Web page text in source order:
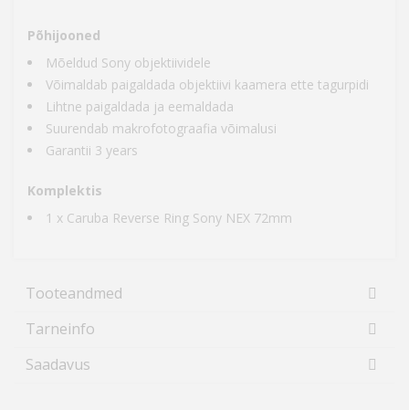
Põhijooned
Mõeldud Sony objektiividele
Võimaldab paigaldada objektiivi kaamera ette tagurpidi
Lihtne paigaldada ja eemaldada
Suurendab makrofotograafia võimalusi
Garantii 3 years
Komplektis
1 x Caruba Reverse Ring Sony NEX 72mm
Tooteandmed
Tarneinfo
Saadavus